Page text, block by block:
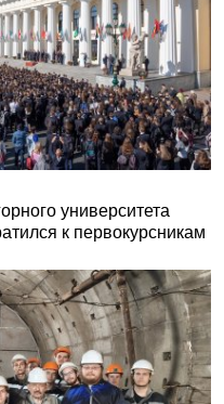
университета
к первокурсникам